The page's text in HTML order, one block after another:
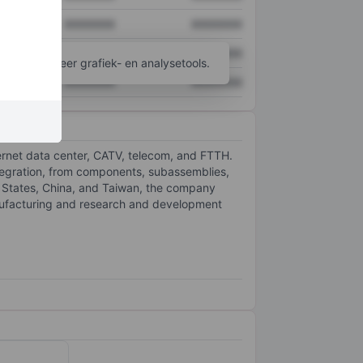
XXXXXXX XXXXXXX
tot meer grafiek- en analysetools.
data center, CATV, telecom, and FTTH.
from components, subassemblies,
China, and Taiwan, the company
and research and development